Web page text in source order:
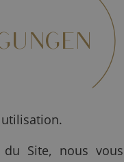
utilisation.
du Site, nous